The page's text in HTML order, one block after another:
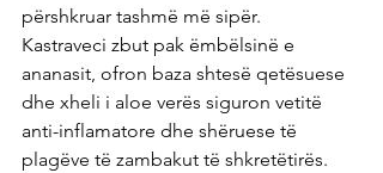
përshkruar tashmë më sipër.
Kastraveci zbut pak ëmbëlsinë e
ananasit, ofron baza shtesë qetësuese
dhe xheli i aloe verës siguron vetitë
anti-inflamatore dhe shëruese të
plagëve të zambakut të shkretëtirës.